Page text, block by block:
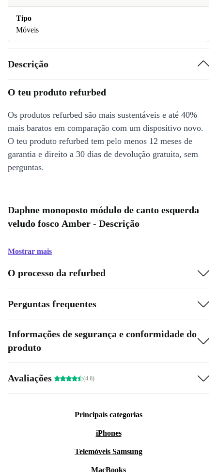
Tipo
Móveis
Descrição
O teu produto refurbed
Os produtos refurbed são mais sustentáveis e até 40%
mais baratos em comparação com um dispositivo novo.
O teu produto refurbed tem pelo menos 12 meses de
garantia e direito a 30 dias de devolução gratuita, sem
perguntas.
Daphne monoposto módulo de canto esquerda
veludo fosco Amber - Descrição
Mostrar mais
O processo da refurbed
Perguntas frequentes
Informações de segurança e conformidade do
produto
Avaliações (4.6)
Principais categorias
iPhones
Telemóveis Samsung
MacBooks